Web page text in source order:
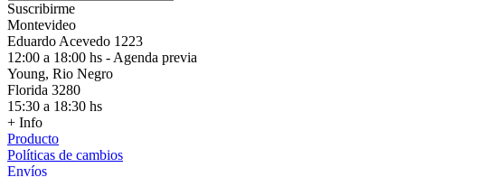
Suscribirme
Montevideo
Eduardo Acevedo 1223
12:00 a 18:00 hs - Agenda previa
Young, Rio Negro
Florida 3280
15:30 a 18:30 hs
+ Info
Producto
Políticas de cambios
Envíos